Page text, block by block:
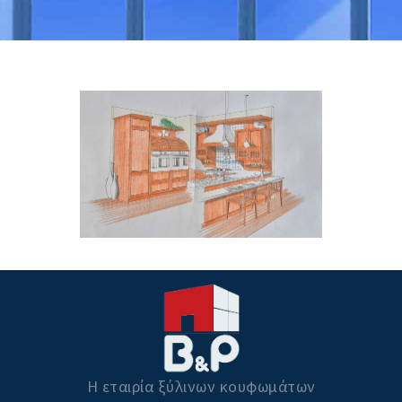
Η εταιρία ξύλινων κουφωμάτων